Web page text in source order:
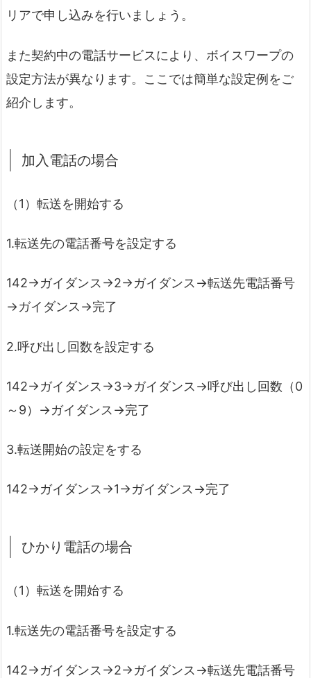
リアで申し込みを行いましょう。
また契約中の電話サービスにより、ボイスワープの
設定方法が異なります。ここでは簡単な設定例をご
紹介します。
加入電話の場合
（1）転送を開始する
1.転送先の電話番号を設定する
142→ガイダンス→2→ガイダンス→転送先電話番号
→ガイダンス→完了
2.呼び出し回数を設定する
142→ガイダンス→3→ガイダンス→呼び出し回数（0
～9）→ガイダンス→完了
3.転送開始の設定をする
142→ガイダンス→1→ガイダンス→完了
ひかり電話の場合
（1）転送を開始する
1.転送先の電話番号を設定する
142→ガイダンス→2→ガイダンス→転送先電話番号